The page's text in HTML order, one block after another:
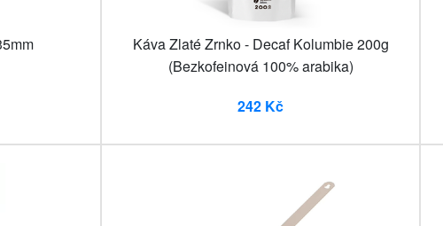
Káva Zlaté Zrnko - Decaf Kolumbie 200g
(Bezkofeinová 100% arabika)
242 Kč